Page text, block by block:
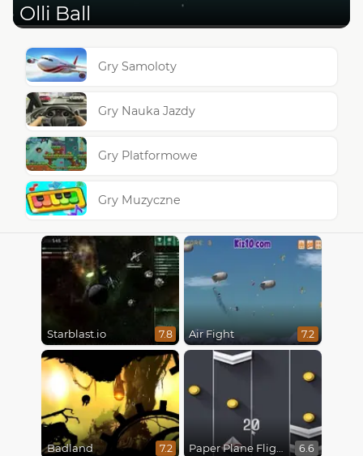
Olli Ball
Gry Samoloty
Gry Nauka Jazdy
Gry Platformowe
Gry Muzyczne
Starblast.io 7.8 Air Fight 7.2
Badland 7.2 Paper Plane Flight 6.6